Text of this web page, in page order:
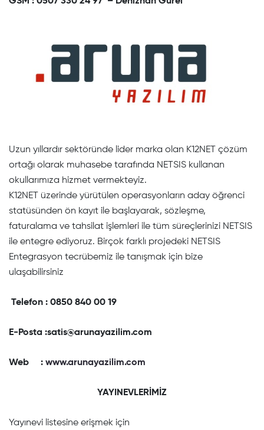
Uzun yıllardır sektöründe lider marka olan K12NET çözüm
ortağı olarak muhasebe tarafında NETSIS kullanan
okullarımıza hizmet vermekteyiz.
K12NET üzerinde yürütülen operasyonların aday öğrenci
statüsünden ön kayıt ile başlayarak, sözleşme,
faturalama ve tahsilat işlemleri ile tüm süreçlerinizi NETSIS
ile entegre ediyoruz. Birçok farklı projedeki NETSIS
Entegrasyon tecrübemiz ile tanışmak için bize
ulaşabilirsiniz
Telefon : 0850 840 00 19
E-Posta :satis@arunayazilim.com
Web : www.arunayazilim.com
YAYINEVLERİMİZ
Yayınevi listesine erişmek için